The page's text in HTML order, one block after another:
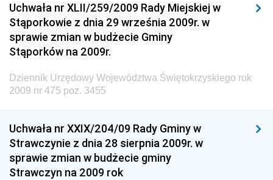
Dziennik Urzędowy Generalnej Dyrekcji Dróg
Krajowych i Autostrad
Dziennik Urzędowy Ministra Środowiska
Dziennik Urzędowy Ministra Edukacji
Dziennik Urzędowy Ministra Przemysłu
Dziennik Urzędowy Ministra Finansów i Gospodarki
Dziennik Urzędowy Ministra do Spraw Unii
Uchwała nr XLII/259/2009 Rady Miejskiej w
Stąporkowie z dnia 29 września 2009r. w
sprawie zmian w budżecie Gminy
Stąporków na 2009r.
Dziennik Urzędowy Województwa Świętokrzyskiego rok
2009 nr 475 poz. 3455
Uchwała nr XXIX/204/09 Rady Gminy w
Strawczynie z dnia 28 sierpnia 2009r. w
sprawie zmian w budżecie gminy
Strawczyn na 2009 rok